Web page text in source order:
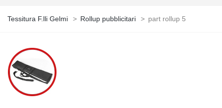
Tessitura F.lli Gelmi > Rollup pubblicitari > part rollup 5